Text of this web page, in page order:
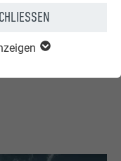
Hotel
Dach und